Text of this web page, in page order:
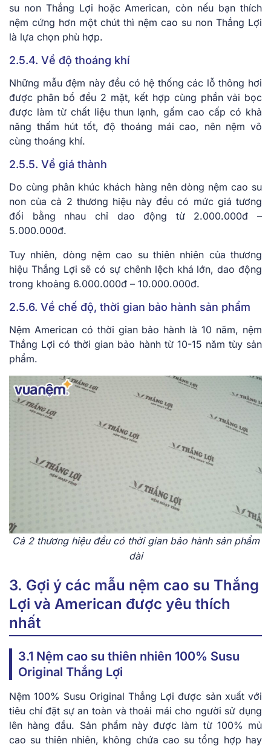
su non Thắng Lợi hoặc American, còn nếu bạn thích
nệm cứng hơn một chút thì nệm cao su non Thắng Lợi
là lựa chọn phù hợp.
2.5.4. Về độ thoáng khí
Những mẫu đệm này đều có hệ thống các lỗ thông hơi
được phân bổ đều 2 mặt, kết hợp cùng phần vải bọc
được làm từ chất liệu thun lạnh, gấm cao cấp có khả
năng thấm hút tốt, độ thoáng mái cao, nên nệm vô
cùng thoáng khí.
2.5.5. Về giá thành
Do cùng phân khúc khách hàng nên dòng nệm cao su
non của cả 2 thương hiệu này đều có mức giá tương
đối bằng nhau chỉ dao động từ 2.000.000đ –
5.000.000đ.
Tuy nhiên, dòng nệm cao su thiên nhiên của thương
hiệu Thắng Lợi sẽ có sự chênh lệch khá lớn, dao động
trong khoảng 6.000.000đ – 10.000.000đ.
2.5.6. Về chế độ, thời gian bảo hành sản phẩm
Nệm American có thời gian bảo hành là 10 năm, nệm
Thắng Lợi có thời gian bảo hành từ 10-15 năm tùy sản
phẩm.
Cả 2 thương hiệu đều có thời gian bảo hành sản phẩm
dài
3. Gợi ý các mẫu nệm cao su Thắng
Lợi và American được yêu thích
nhất
3.1 Nệm cao su thiên nhiên 100% Susu
Original Thắng Lợi
Nệm 100% Susu Original Thắng Lợi được sản xuất với
tiêu chí đặt sự an toàn và thoải mái cho người sử dụng
lên hàng đầu. Sản phẩm này được làm từ 100% mủ
cao su thiên nhiên, không chứa cao su tổng hợp hay